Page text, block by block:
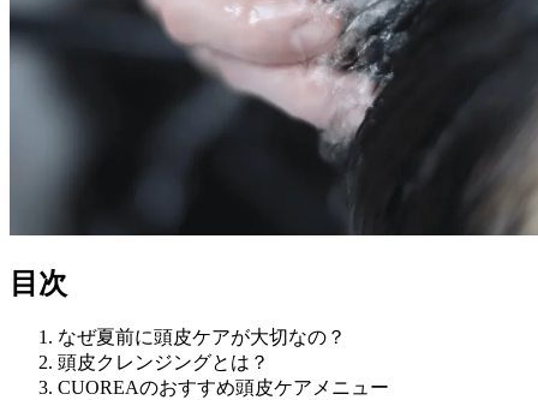
目次
なぜ夏前に頭皮ケアが大切なの？
頭皮クレンジングとは？
CUOREAのおすすめ頭皮ケアメニュー